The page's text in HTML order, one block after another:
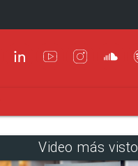
Video más visto